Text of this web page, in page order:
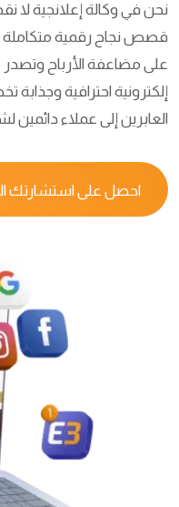
نحن في وكالة إعلانجية لا
قصص نجاح رقمية
على مضاعفة الأرباح وتصدر
إلكترونية احترافية وجذابة
العابرين إلى عملاء دائمين
احصل على استشارتك